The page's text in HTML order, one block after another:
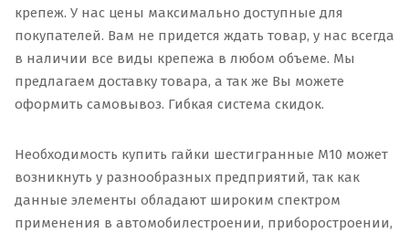
крепеж. У нас цены максимально доступные для
покупателей. Вам не придется ждать товар, у нас всегда
в наличии все виды крепежа в любом объеме. Мы
предлагаем доставку товара, а так же Вы можете
оформить самовывоз. Гибкая система скидок.
Необходимость купить гайки шестигранные М10 может
возникнуть у разнообразных предприятий, так как
данные элементы обладают широким спектром
применения в автомобилестроении, приборостроении,